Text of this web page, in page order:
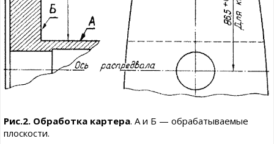
Рис.2. Обработка картера. А и Б — обрабатываемые
плоскости.